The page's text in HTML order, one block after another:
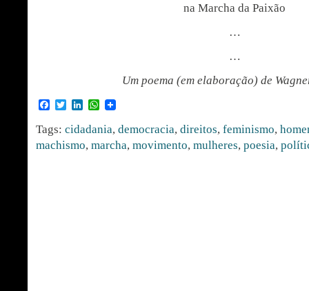
na Marcha da Paixão
…
…
Um poema (em elaboração) de
Facebook
TwitterLinkedInWhatsApp
Tags: cidadania, democracia, direitos, feminismo,
machismo, marcha, movimento, mulheres, poesia,